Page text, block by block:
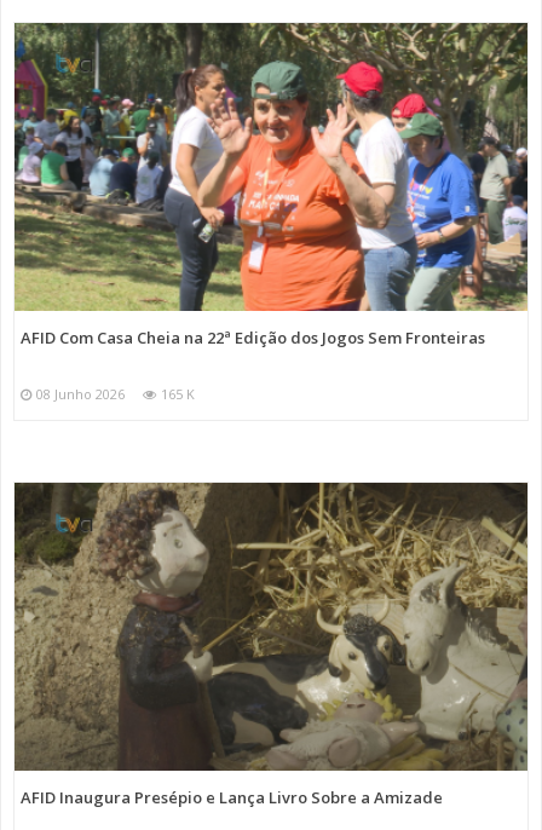
AFID Com Casa Cheia na 22ª Edição dos Jogos Sem Fronteiras
08 Junho 2026 165 K
AFID Inaugura Presépio e Lança Livro Sobre a Amizade